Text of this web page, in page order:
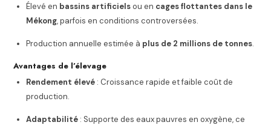
Élevé en bassins artificielsou en cages flottantes dans le
Mékong, parfois en conditions controversées.
Production annuelle estimée à plus de 2 millions de tonnes.
Avantages de l’élevage
Rendement élevé : Croissance rapide et faible coût de
production.
Adaptabilité : Supporte des eaux pauvres en oxygène, ce